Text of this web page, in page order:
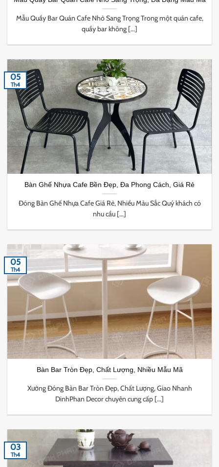
Mẫu Quầy Bar Quán Cafe Nhỏ Sang Trọng Trong một quán cafe,
quầy bar không [...]
Bàn Ghế Nhựa Cafe Bền Đẹp, Đa Phong Cách, Giá Rẻ
Đóng Bàn Ghế Nhựa Cafe Giá Rẻ, Nhiều Màu Sắc Quý khách có
nhu cầu [...]
05
Th4
Bàn Bar Tròn Đẹp, Chất Lượng, Nhiều Mẫu Mã
Xưởng Đóng Bàn Bar Tròn Đẹp, Chất Lượng, Giao Nhanh
DinhPhan Decor chuyên cung cấp [...]
05
Th4
03
Th4